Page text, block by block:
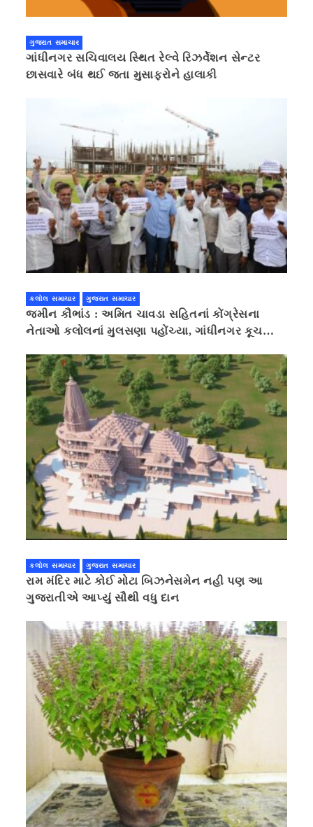
ગુજરાત સમાચાર
ગાંધીનગર સચિવાલય સ્થિત રેલ્વે રિઝર્વેશન સેન્ટર
છાસવારે બંધ થઈ જતા મુસાફરોને હાલાકી
કલોલ સમાચાર ગુજરાત સમાચાર
જમીન કૌભાંડ : અમિત ચાવડા સહિતનાં કોંગ્રેસના
નેતાઓ કલોલનાં મુલસણા પહોંચ્યા, ગાંધીનગર કૂચ
કલોલ સમાચાર ગુજરાત સમાચાર
રામ મંદિર માટે કોઈ મોટા બિઝનેસમેન નહી પણ આ
ગુજરાતીએ આપ્યું સૌથી વધુ દાન